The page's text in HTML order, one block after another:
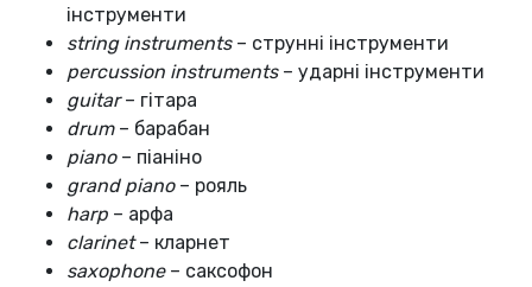
інструменти
string instruments– струнні інструменти
percussion instruments– ударні інструменти
guitar– гітара
drum – барабан
piano – піаніно
grand piano– рояль
harp – арфа
clarinet– кларнет
saxophone – саксофон